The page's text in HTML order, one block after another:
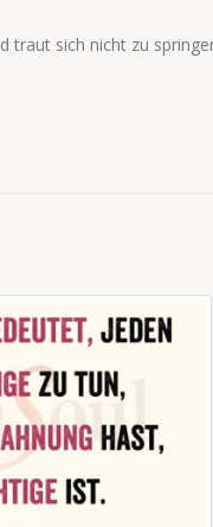
traut sich nicht zu